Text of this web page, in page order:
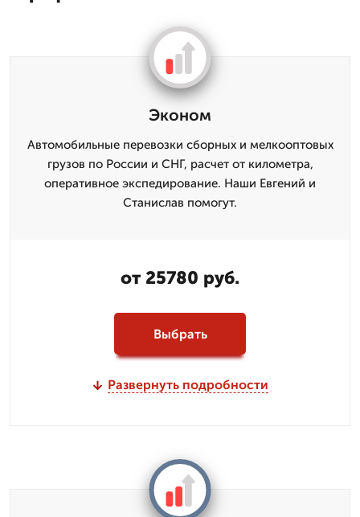
Эконом
Автомобильные перевозки сборных и мелкооптовых
грузов по России и СНГ, расчет от километра,
оперативное экспедирование. Наши Евгений и
Станислав помогут.
от 25780 руб.
Выбрать
Развернуть подробности